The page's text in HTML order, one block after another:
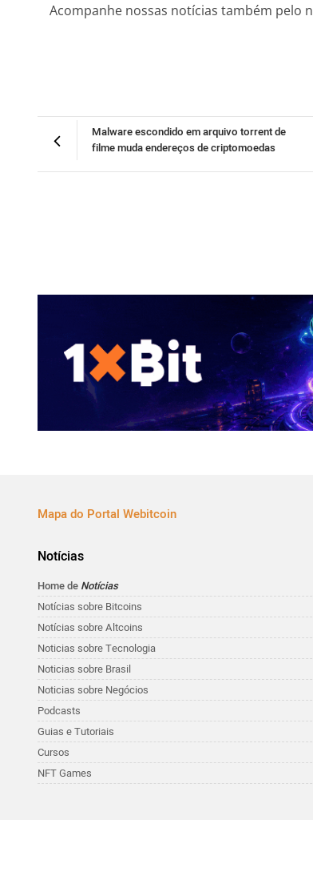
Acompanhe nossas notícias também pelo
Malware escondido em arquivo torrent de
filme muda endereços de criptomoedas
Mapa do Portal Webitcoin
Notícias
Home de Notícias
Notícias sobre Bitcoins
Notícias sobre Altcoins
Noticias sobre Tecnologia
Noticias sobre Brasil
Noticias sobre Negócios
Podcasts
Guias e Tutoriais
Cursos
NFT Games